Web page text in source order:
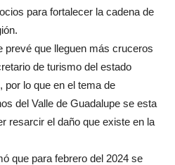
para fortalecer la cadena de
prevé que lleguen más cruceros
de turismo del estado
por lo que en el tema de
del Valle de Guadalupe se esta
resarcir el daño que existe en la
que para febrero del 2024 se